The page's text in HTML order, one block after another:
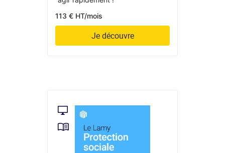
113 € HT/mois
Je découvre